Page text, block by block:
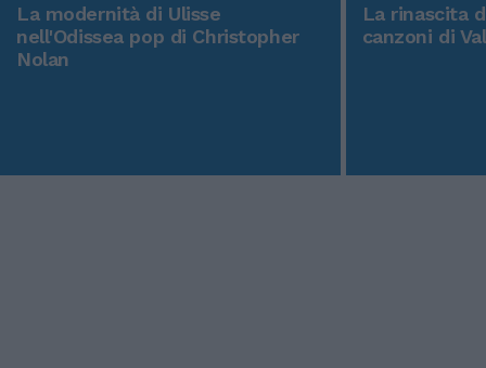
La modernità di Ulisse
nell'Odissea pop di Christopher
Nolan
La rinascita
canzoni di